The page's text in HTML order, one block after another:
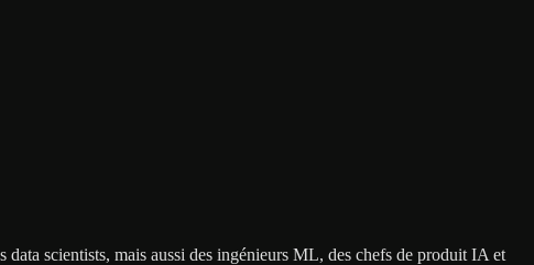
scientists, mais aussi des ingénieurs ML, des chefs de produit IA et